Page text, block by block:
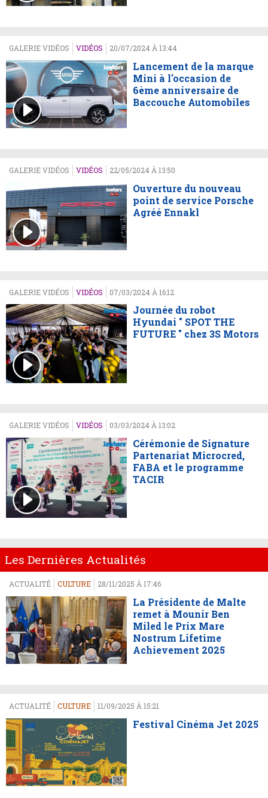
GALERIE VIDÉOS VIDÉOS 20/07/2024 À 13:44
Lancement de la marque
Mini à l'occasion de
6ème anniversaire de
Baccouche Automobiles
GALERIE VIDÉOS VIDÉOS 22/05/2024 À 13:50
Ouverture du nouveau
point de service Porsche
Agréé Ennakl
GALERIE VIDÉOS VIDÉOS 07/03/2024 À 16:12
Journée du robot
Hyundai " SPOT THE
FUTURE " chez 3S Motors
GALERIE VIDÉOS VIDÉOS 03/03/2024 À 13:02
Cérémonie de Signature
Partenariat Microcred,
FABA et le programme
TACIR
Les Dernières Actualités
ACTUALITÉ CULTURE 28/11/2025 À 17:46
La Présidente de Malte
remet à Mounir Ben
Miled le Prix Mare
Nostrum Lifetime
Achievement 2025
ACTUALITÉ CULTURE 11/09/2025 À 15:21
Festival Cinéma Jet 2025